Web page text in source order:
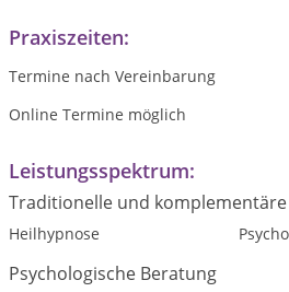
Praxiszeiten:
Termine nach Vereinbarung
Online Termine möglich
Leistungsspektrum:
Traditionelle und
Heilhypnose
Psychologische Beratung